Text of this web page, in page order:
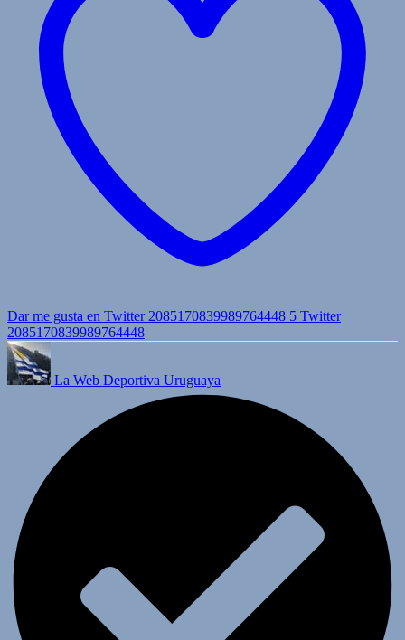
Dar me gusta en Twitter 2085170839989764448 5 Twitter
2085170839989764448
La Web Deportiva Uruguaya